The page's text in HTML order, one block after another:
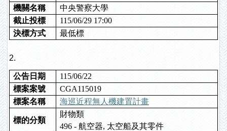
機關名稱
中央警察大學
截止投標
115/06/29 17:00
決標方式
最低標
2.
公告日期
115/06/22
標案案號
CGA115019
標案名稱
海巡近程無人機建置計畫
標的分類
財物類
496 - 航空器, 太空船及其零件